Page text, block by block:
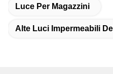
Luce Per Magazzini
Alte Luci Impermeabili